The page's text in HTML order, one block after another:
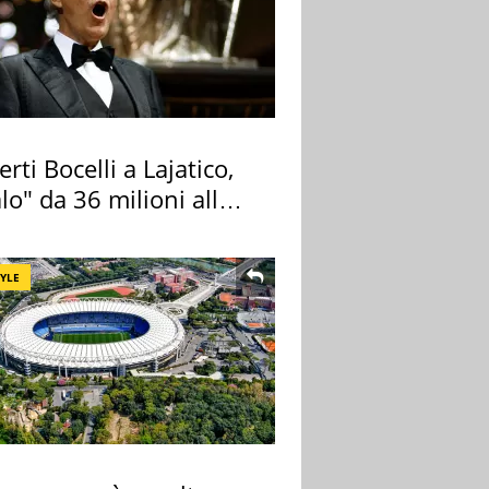
Bocelli a Lajatico,
da 36 milioni alla